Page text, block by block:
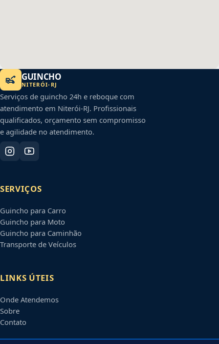
GUINCHO
NITERÓI- RJ
Serviços de guincho 24h e reboque com
atendimento em Niterói-RJ. Profissionais
qualificados, orçamento sem compromisso
e agilidade no atendimento.
SERVIÇOS
Guincho para Carro
Guincho para Moto
Guincho para Caminhão
Transporte de Veículos
LINKS ÚTEIS
Onde Atendemos
Sobre
Contato